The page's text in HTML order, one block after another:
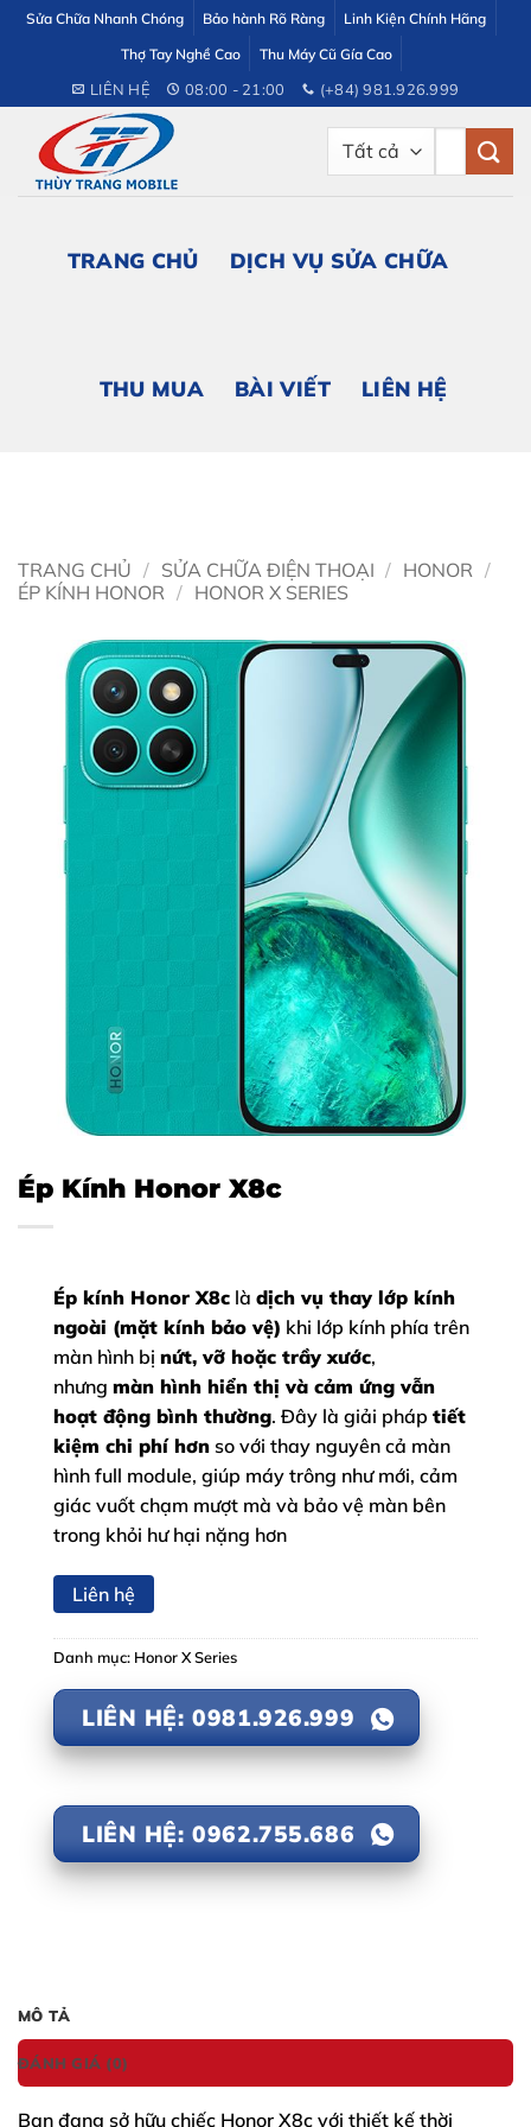
dung
Sửa Chữa Nhanh Chóng Bảo hành Rõ Ràng
Linh Kiện Chính Hãng
Thợ Tay Nghề Cao
Thu Máy Cũ Gía Cao
LIÊN HỆ 08:00 - 21:00 (+84) 981.926.999
TRANG CHỦ DỊCH VỤ SỬA CHỮA
THU MUA BÀI VIẾT LIÊN HỆ
TRANG CHỦ / SỬA CHỮA ĐIỆN THOẠI / HONOR /
ÉP KÍNH HONOR / HONOR X SERIES
Ép Kính Honor X8c
Ép kính Honor X8c là dịch vụ thay lớp kính
ngoài (mặt kính bảo vệ) khi lớp kính phía trên
màn hình bị nứt, vỡ hoặc trầy xước,
nhưng màn hình hiển thị và cảm ứng vẫn
hoạt động bình thường. Đây là giải pháp tiết
kiệm chi phí hơn so với thay nguyên cả màn
hình full module, giúp máy trông như mới, cảm
giác vuốt chạm mượt mà và bảo vệ màn bên
trong khỏi hư hại nặng hơn
Liên hệ
Danh mục: Honor X Series
LIÊN HỆ: 0981.926.999
LIÊN HỆ: 0962.755.686
MÔ TẢ
ĐÁNH GIÁ (0)
Bạn đang sở hữu chiếc Honor X8c với thiết kế thời